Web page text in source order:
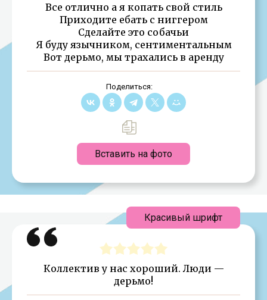
Все отлично а я копать свой стиль
Приходите ебать с ниггером
Сделайте это собачьи
Я буду язычником, сентиментальным
Вот дерьмо, мы трахались в аренду
Поделиться:
Вставить на фото
Коллектив у нас хороший. Люди —
дерьмо!
Красивый шрифт